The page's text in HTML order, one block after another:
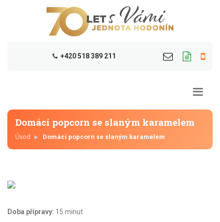
+420 518 389 211
Domácí popcorn se slaným karamelem
Úvod Domácí popcorn se slaným karamelem
Doba přípravy: 15 minut